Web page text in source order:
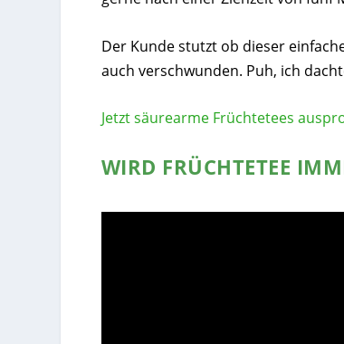
Der Kunde stutzt ob dieser
auch verschwunden. Puh, ich
Jetzt säurearme Früchtetees
WIRD FRÜCHTETEE